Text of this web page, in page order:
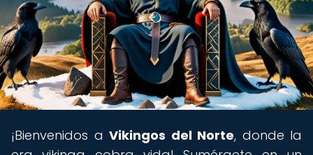
¡Bienvenidos a Vikingos del Norte, donde la